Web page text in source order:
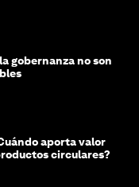
gobernanza no son
aporta valor
circulares?